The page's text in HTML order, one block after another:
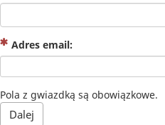
Adres email:(Obowiązkowe)
Pola z gwiazdką są obowiązkowe.
Dalej